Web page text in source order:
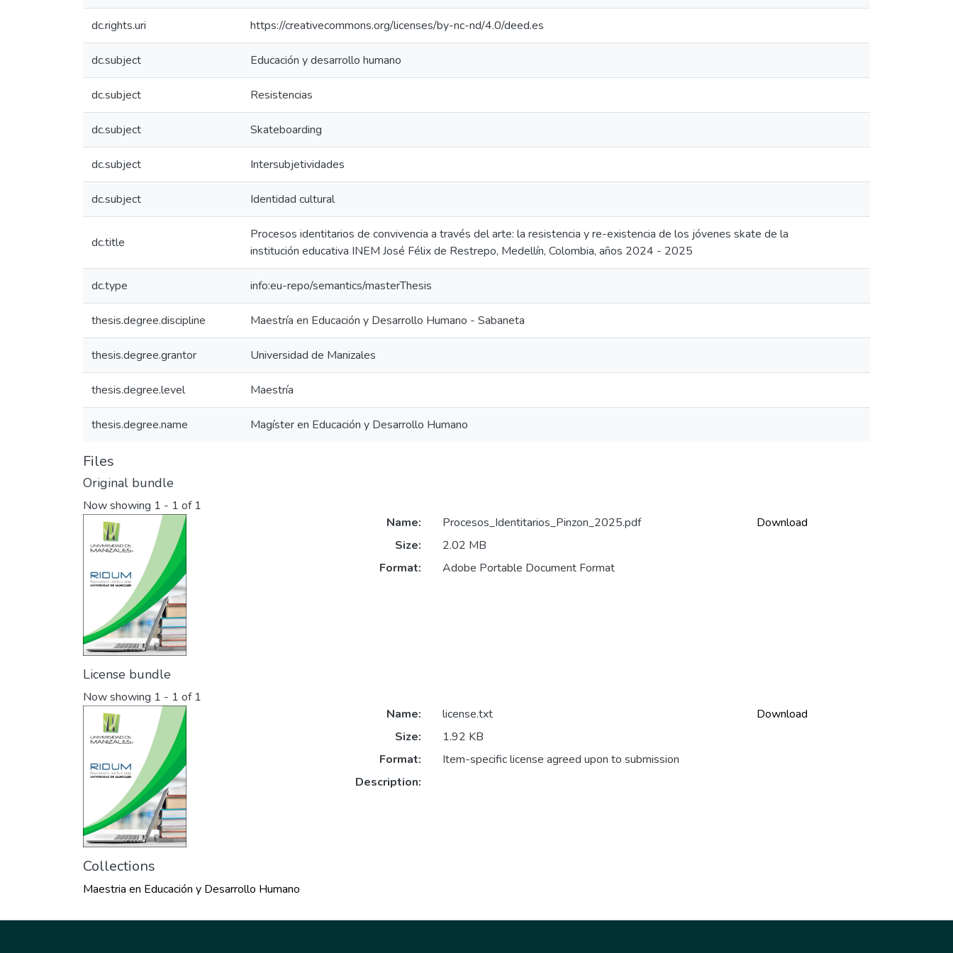
dc.rights.uri https://creativecommons.org/licenses/by-nc-nd/4.0/deed.es
dc.subject Educación y desarrollo humano
dc.subject Resistencias
dc.subject Skateboarding
dc.subject Intersubjetividades
dc.subject Identidad cultural
dc.title
Procesos identitarios de convivencia a través del arte: la resistencia y re-existencia de los jóvenes skate de la
institución educativa INEM José Félix de Restrepo, Medellín, Colombia, años 2024 - 2025
dc.type info:eu-repo/semantics/masterThesis
thesis.degree.discipline Maestría en Educación y Desarrollo Humano - Sabaneta
thesis.degree.grantor Universidad de Manizales
thesis.degree.level Maestría
thesis.degree.name Magíster en Educación y Desarrollo Humano
Files
Original bundle
Now showing 1 - 1 of 1
Name:
Procesos_Identitarios_Pinzon_2025.pdf
Size:
2.02 MB
Format:
Adobe Portable Document Format
Download
License bundle
Now showing 1 - 1 of 1
Name:
license.txt
Size:
1.92 KB
Format:
Item-specific license agreed upon to submission
Description:
Download
Collections
Maestria en Educación y Desarrollo Humano